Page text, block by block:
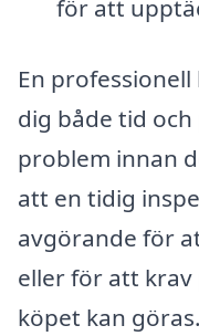
för att
En
dig både tid
problem innan
att en tidig
avgörande för
eller för att
köpet kan göras.